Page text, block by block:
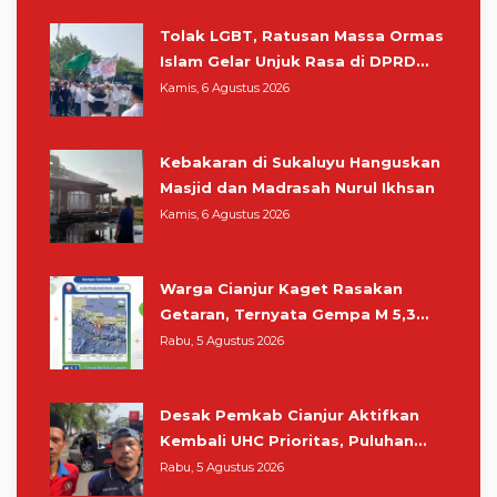
Tolak LGBT, Ratusan Massa Ormas
Islam Gelar Unjuk Rasa di DPRD
Cianjur
Kamis, 6 Agustus 2026
Kebakaran di Sukaluyu Hanguskan
Masjid dan Madrasah Nurul Ikhsan
Kamis, 6 Agustus 2026
Warga Cianjur Kaget Rasakan
Getaran, Ternyata Gempa M 5,3
Berpusat di Pangandaran
Rabu, 5 Agustus 2026
Desak Pemkab Cianjur Aktifkan
Kembali UHC Prioritas, Puluhan
Warga Unjuk Rasa di Pendopo
Rabu, 5 Agustus 2026